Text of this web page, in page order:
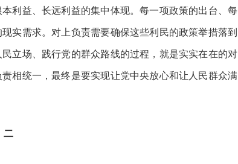
利益、长远利益的集中体现。每一项政策的出台、每
实需求。对上负责需要确保这些利民的政策举措落到
立场、践行党的群众路线的过程，就是实实在在的对
相统一，最终是要实现让党中央放心和让人民群众满
二